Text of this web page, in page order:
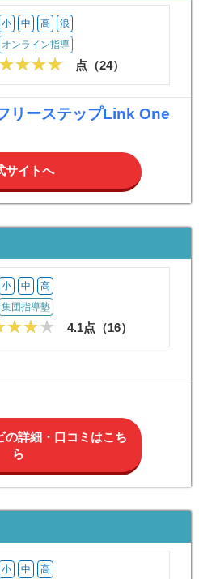
小 中 高 浪
オンライン指導
点（24）
リーステップLink One
サイトへ
小 中 高
集団指導塾
4.1点（16）
の詳細・口コミはこち
ら
小 中 高